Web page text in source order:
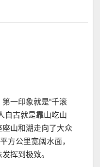
一印象就是“千滚
自古就是靠山吃山
山和湖走向了大众
方公里宽阔水面，
挥到极致。